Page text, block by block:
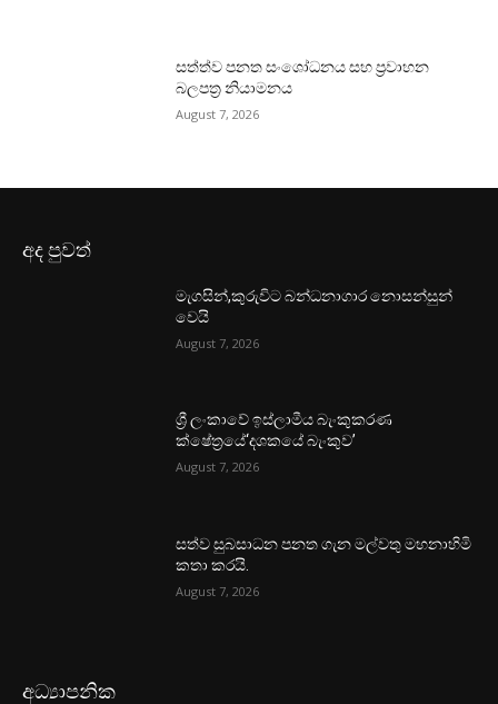
සත්ත්ව පනත සංශෝධනය සහ ප්‍රවාහන
බලපත්‍ර නියාමනය
August 7, 2026
අද පුවත්
මැගසින්,කුරුවිට බන්ධනාගාර නොසන්සුන්
වෙයි
August 7, 2026
ශ්‍රී ලංකාවේ ඉස්ලාමීය බැංකුකරණ
ක්ෂේත්‍රයේ‘දශකයේ බැංකුව’
August 7, 2026
සත්ව සුබසාධන පනත ගැන මල්වතු මහනාහිමි
කතා කරයි.
August 7, 2026
අධ්‍යාපනික